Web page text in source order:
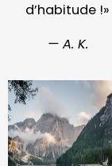
d’habitude !»
— A. K.